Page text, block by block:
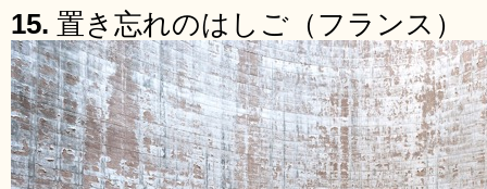
15. 置き忘れのはしご（フランス）